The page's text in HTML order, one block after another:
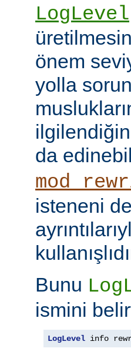
LogLevel
önem
yolla
da
isteneni
Bunu
ismini
LogLevel info